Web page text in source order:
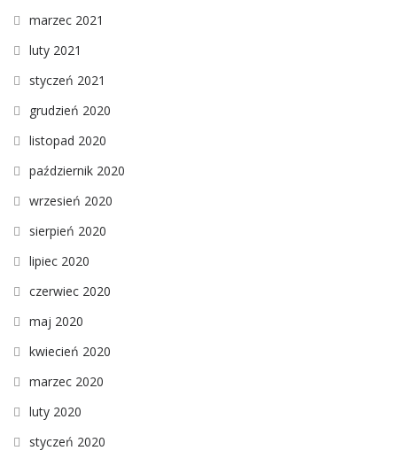
marzec 2021
luty 2021
styczeń 2021
grudzień 2020
listopad 2020
październik 2020
wrzesień 2020
sierpień 2020
lipiec 2020
czerwiec 2020
maj 2020
kwiecień 2020
marzec 2020
luty 2020
styczeń 2020